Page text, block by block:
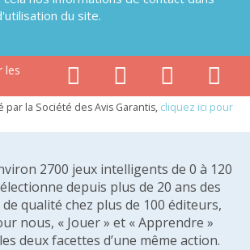
du site.
les
la Société des Avis Garantis, cliquez ici pour
2700 jeux intelligents de 0 à 120
depuis plus de 20 ans des
qualité chez plus de 100 éditeurs,
nous, « Jouer » et « Apprendre »
deux facettes d’une même action.